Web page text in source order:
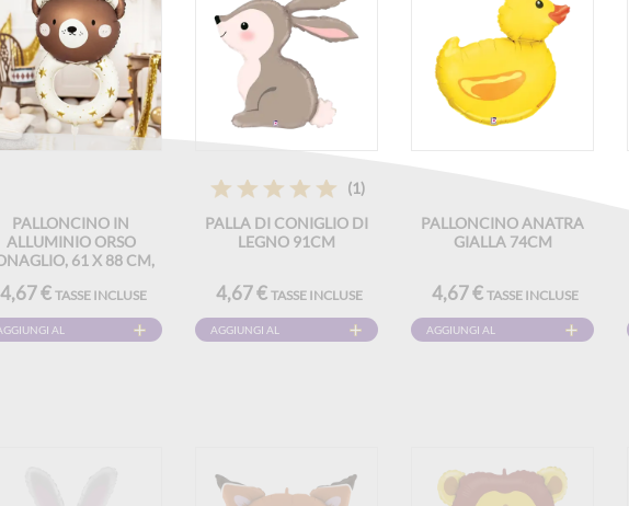
PALLONCINO IN
ALLUMINIO ORSO
61 X 88 CM,
4,67 €TASSE INCLUSE
AL
(1)
PALLA DI CONIGLIO DI
LEGNO 91CM
4,67 €TASSE INCLUSE
AGGIUNGI AL
PALLONCINO ANATRA
GIALLA 74CM
4,67 €TASSE INCLUSE
AGGIUNGI AL